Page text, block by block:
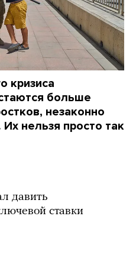
кризиса
больше
незаконно
нельзя просто так
давить
ставки